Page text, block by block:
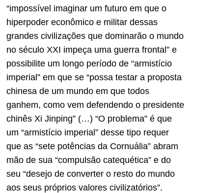
“impossível imaginar um futuro em que o
hiperpoder econômico e militar dessas
grandes civilizações que dominarão o mundo
no século XXI impeça uma guerra frontal” e
possibilite um longo período de “armistício
imperial” em que se “possa testar a proposta
chinesa de um mundo em que todos
ganhem, como vem defendendo o presidente
chinês Xi Jinping” (…) “O problema” é que
um “armistício imperial” desse tipo requer
que as “sete potências da Cornuália” abram
mão de sua “compulsão catequética” e do
seu “desejo de converter o resto do mundo
aos seus próprios valores civilizatórios”.